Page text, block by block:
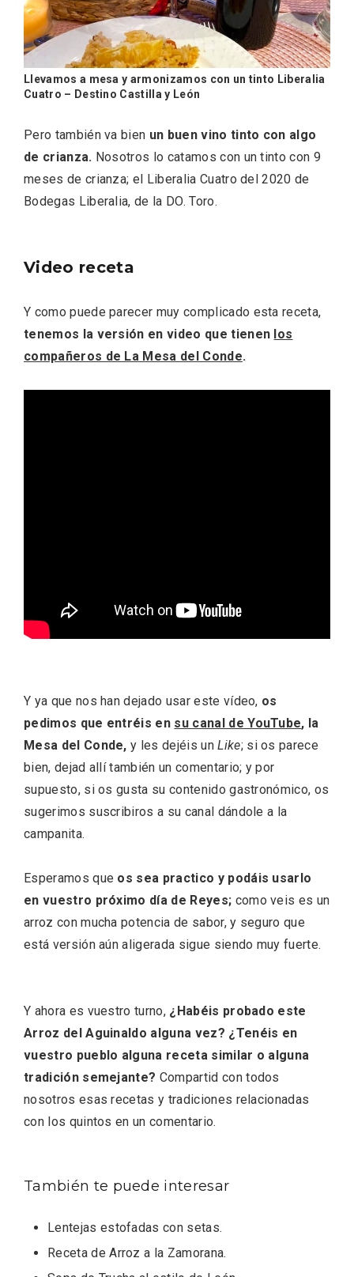
Llevamos a mesa y armonizamos con un tinto Liberalia
Cuatro – Destino Castilla y León
Pero también va bien un buen vino tinto con algo
de crianza. Nosotros lo catamos con un tinto con 9
meses de crianza; el Liberalia Cuatro del 2020 de
Bodegas Liberalia, de la DO. Toro.
Video receta
Y como puede parecer muy complicado esta receta,
tenemos la versión en video que tienen los
compañeros de La Mesa del Conde.
Y ya que nos han dejado usar este vídeo, os
pedimos que entréis en su canal de YouTube, la
Mesa del Conde, y les dejéis unLike; si os parece
bien, dejad allí también un comentario; y por
supuesto, si os gusta su contenido gastronómico, os
sugerimos suscribiros a su canal dándole a la
campanita.
Esperamos que os sea practico y podáis usarlo
en vuestro próximo día de Reyes; como veis es un
arroz con mucha potencia de sabor, y seguro que
está versión aún aligerada sigue siendo muy fuerte.
Y ahora es vuestro turno, ¿Habéis probado este
Arroz del Aguinaldo alguna vez? ¿Tenéis en
vuestro pueblo alguna receta similar o alguna
tradición semejante? Compartid con todos
nosotros esas recetas y tradiciones relacionadas
con los quintos en un comentario.
También te puede interesar
Lentejas estofadas con setas.
Receta de Arroz a la Zamorana.
de la Trufa Negra de Soria
Cigales inaugura la musealización de los
arcos de la Iglesia de Santiago Apóstol
Roa